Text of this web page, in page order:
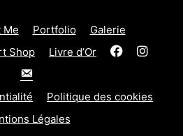
Me Portfolio
Galerie
Shop Livre d’Or Facebook
Insta
Politique des cookies
Légales